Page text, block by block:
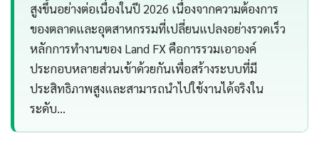
สูงขึ้นอย่างต่อเนื่องในปี 2026 เนื่องจากความต้องการ
ของตลาดและอุตสาหกรรมที่เปลี่ยนแปลงอย่างรวดเร็ว
หลักการทำงานของ Land FX คือการรวมเอาองค์
ประกอบหลายส่วนเข้าด้วยกันเพื่อสร้างระบบที่มี
ประสิทธิภาพสูงและสามารถนำไปใช้งานได้จริงใน
ระดับ…